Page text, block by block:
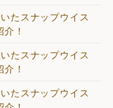
たスナップウイス
！
たスナップウイス
！
たスナップウイス